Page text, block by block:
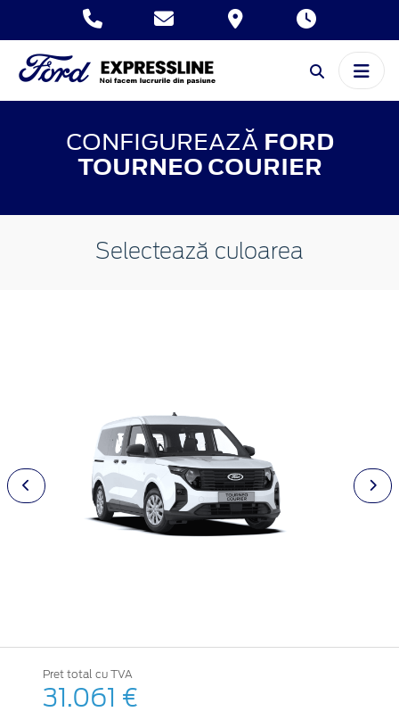
CONFIGUREAZĂ FORD
TOURNEO COURIER
Selectează culoarea
Pret total cu TVA
31.061 €